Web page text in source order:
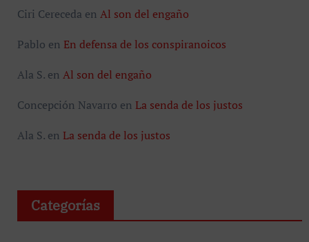
Ciri Cereceda en Al son del engaño
Pablo en En defensa de los conspiranoicos
Ala S.en Al son del engaño
Concepción Navarro en La senda de los justos
Ala S.en La senda de los justos
Categorías